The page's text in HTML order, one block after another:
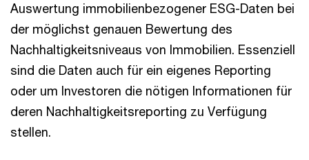
Auswertung immobilienbezogener ESG-Daten bei
der möglichst genauen Bewertung des
Nachhaltigkeitsniveaus von Immobilien. Essenziell
sind die Daten auch für ein eigenes Reporting
oder um Investoren die nötigen Informationen für
deren Nachhaltigkeitsreporting zu Verfügung
stellen.